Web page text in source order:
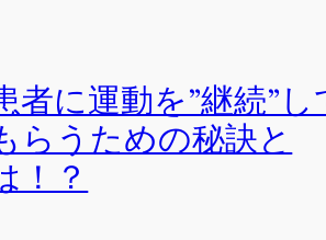
者に運動を”継続”し
らうための秘訣と
！？